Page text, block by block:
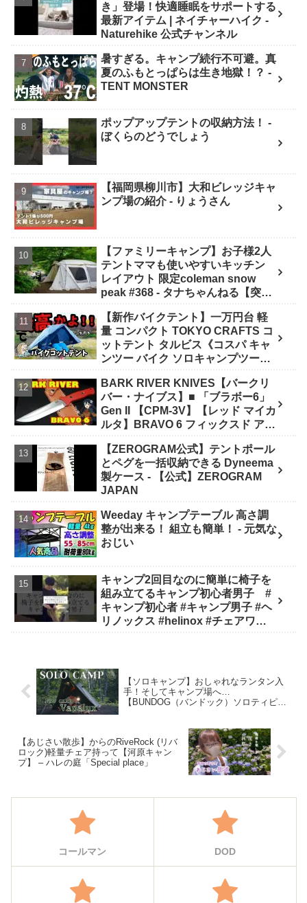
き」登場！快適睡眠をサポートする
最新アイテム | ネイチャーハイク -
Naturehike 公式チャンネル
暑すぎる。キャンプ続行不可避。真
夏のふもとっぱらは生き地獄！？ -
TENT MONSTER
ポップアップテントの収納方法！ -
ぼくらのどうでしょう
【福岡県柳川市】大和ビレッジキャ
ンプ場の紹介 - りょうさん
【ファミリーキャンプ】お子様2人
テントママも使いやすいキッチン
レイアウト 限定coleman snow
peak #368 - タナちゃんねる【突撃
【新作バイクテント】一万円台 軽
量 コンパクト TOKYO CRAFTS コ
ットテント タルビス《コスパ キャ
ンツー バイク ソロキャンプツーリ
リー 選び方》 - ｺﾝﾊﾟｸﾄｷﾞｱ紹介★バ
イク野営部
BARK RIVER KNIVES【バークリ
バー・ナイブス】■ 「ブラボー6」
Gen II 【CPM-3V】【レッド マイカ
ルタ】BRAVO 6 フィックスド アメ
グ！
【ZEROGRAM公式】テントポール
とペグを一括収納できる Dyneema
製ケース - 【公式】ZEROGRAM
JAPAN
Weeday キャンプテーブル 高さ調
整が出来る！ 組立も簡単！ - 元気な
おじい
キャンプ2回目なのに簡単に椅子を
組み立てるキャンプ初心者男子 #
キャンプ初心者 #キャンプ男子 #ヘ
リノックス #helinox #チェアワン #
【ソロキャンプ】おしゃれなランタン入
手！そしてキャンプ場へ…
【BUNDOG（バンドック）ソロティピー
湖畔キャンプ場】 – そこ薪Camp
【あじさい散歩】からのRiveRock (リバ
ロック)軽量チェア持って【河原キャン
プ】 – ハレの庭「Special place」
コールマン DOD